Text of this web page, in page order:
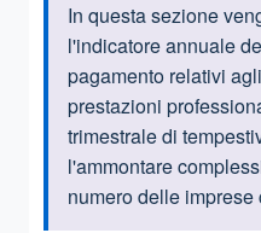
Informazioni
In questa sezione
l'indicatore annuale
pagamento relativi
prestazioni
trimestrale di
l'ammontare
numero delle imprese